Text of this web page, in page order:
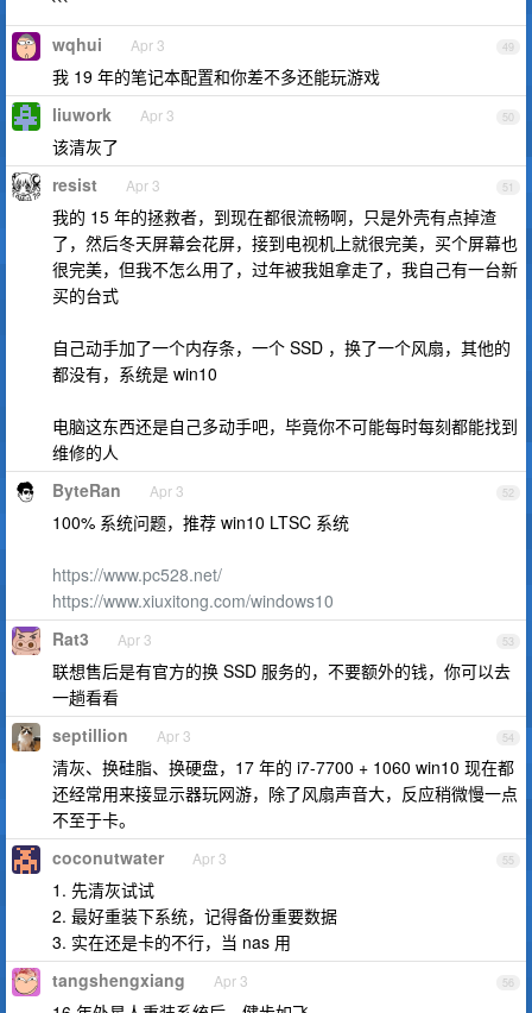
```
49
wqhui Apr 3
我 19 年的笔记本配置和你差不多还能玩游戏
50
liuwork Apr 3
该清灰了
51
resist Apr 3
我的 15 年的拯救者，到现在都很流畅啊，只是外壳有点掉渣
了，然后冬天屏幕会花屏，接到电视机上就很完美，买个屏幕也
很完美，但我不怎么用了，过年被我姐拿走了，我自己有一台新
买的台式
自己动手加了一个内存条，一个 SSD ，换了一个风扇，其他的
都没有，系统是 win10
电脑这东西还是自己多动手吧，毕竟你不可能每时每刻都能找到
维修的人
52
ByteRan Apr 3
100% 系统问题，推荐 win10 LTSC 系统
https://www.pc528.net/
https://www.xiuxitong.com/windows10
53
Rat3 Apr 3
联想售后是有官方的换 SSD 服务的，不要额外的钱，你可以去
一趟看看
54
septillion Apr 3
清灰、换硅脂、换硬盘，17 年的 i7-7700 + 1060 win10 现在都
还经常用来接显示器玩网游，除了风扇声音大，反应稍微慢一点
不至于卡。
55
coconutwater Apr 3
1. 先清灰试试
2. 最好重装下系统，记得备份重要数据
3. 实在还是卡的不行，当 nas 用
56
tangshengxiang Apr 3